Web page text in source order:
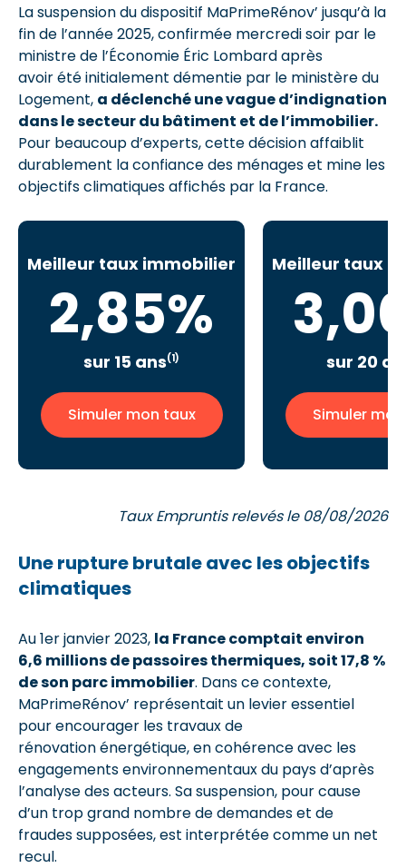
La suspension du dispositif MaPrimeRénov’ jusqu’à la
fin de l’année 2025, confirmée mercredi soir par le
ministre de l’Économie Éric Lombard après
avoir été initialement démentie par le ministère du
Logement, a déclenché une vague d’indignation
dans le secteur du bâtiment et de l’immobilier.
Pour beaucoup d’experts, cette décision affaiblit
durablement la confiance des ménages et mine les
objectifs climatiques affichés par la France.
Meilleur taux immobilier
2,85%
sur 15 ans(1)
Simuler mon taux
Meilleur taux
sur 20
Simuler
Taux Empruntis relevés le 08/08/2026
Une rupture brutale avec les objectifs
climatiques
Au 1er janvier 2023, la France comptait environ
6,6 millions de passoires thermiques, soit 17,8 %
de son parc immobilier. Dans ce contexte,
MaPrimeRénov’ représentait un levier essentiel
pour encourager les travaux de
rénovation énergétique, en cohérence avec les
engagements environnementaux du pays d’après
l’analyse des acteurs. Sa suspension, pour cause
d’un trop grand nombre de demandes et de
fraudes supposées, est interprétée comme un net
recul.